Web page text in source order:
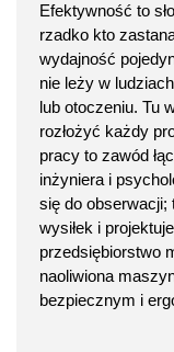
Efektywność to
rzadko kto
wydajność
nie leży w
lub otoczeniu. Tu
rozłożyć każdy
pracy to zawód
inżyniera i
się do obserwacji;
wysiłek i
przedsiębiorstwo
naoliwiona
bezpiecznym i